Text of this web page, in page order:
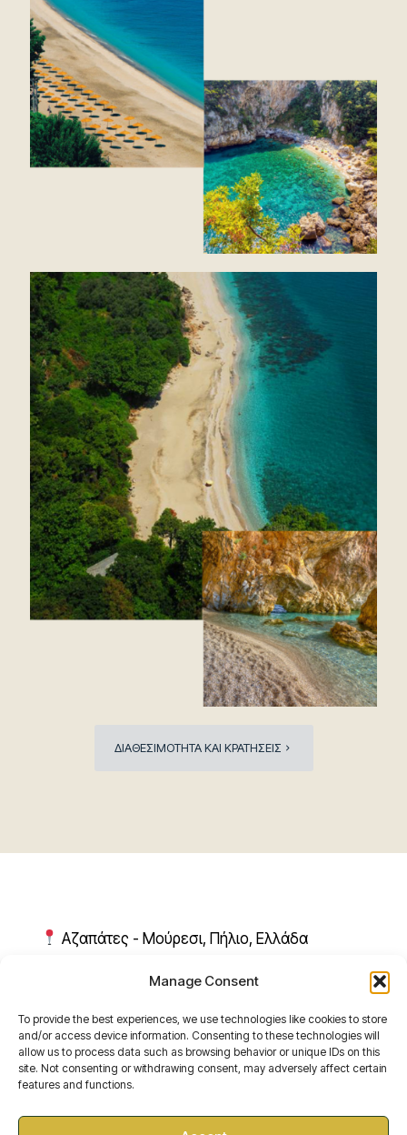
Manage Consent
To provide the best experiences, we use technologies like cookies to store
and/or access device information. Consenting to these technologies will
allow us to process data such as browsing behavior or unique IDs on this
site. Not consenting or withdrawing consent, may adversely affect certain
features and functions.
ΔΙΑΘΕΣΙΜΟΤΗΤΑ ΚΑΙ ΚΡΑΤΗΣΕΙΣ
Αζαπάτες - Μούρεσι, Πήλιο, Ελλάδα
Email: miression@gmail.com